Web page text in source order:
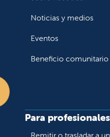
Noticias y medios
Eventos
Beneficio comunitario
Para
Remitir o trasladar a